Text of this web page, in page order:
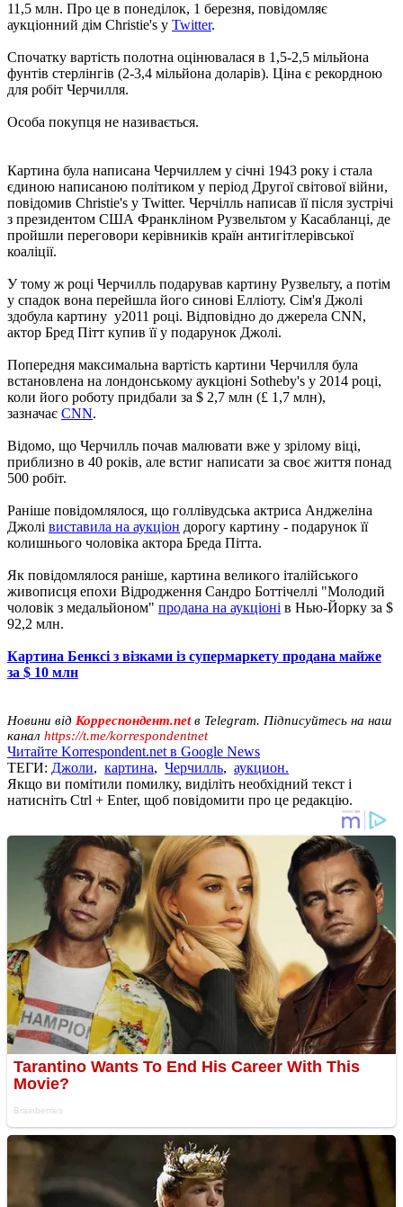
11,5 млн. Про це в понеділок, 1 березня, повідомляє
аукціонний дім Christie's у Twitter.
Спочатку вартість полотна оцінювалася в 1,5-2,5 мільйона
фунтів стерлінгів (2-3,4 мільйона доларів). Ціна є рекордною
для робіт Черчилля.
Особа покупця не називається.
Картина була написана Черчиллем у січні 1943 року і стала
єдиною написаною політиком у період Другої світової війни,
повідомив Christie's у Twitter. Черчілль написав її після зустрічі
з президентом США Франкліном Рузвельтом у Касабланці, де
пройшли переговори керівників країн антигітлерівської
коаліції.
У тому ж році Черчилль подарував картину Рузвельту, а потім
у спадок вона перейшла його синові Елліоту. Сім'я Джолі
здобула картину у2011 році. Відповідно до джерела CNN,
актор Бред Пітт купив її у подарунок Джолі.
Попередня максимальна вартість картини Черчилля була
встановлена ​​на лондонському аукціоні Sotheby's у 2014 році,
коли його роботу придбали за $ 2,7 млн (£ 1,7 млн),
зазначає CNN.
Відомо, що Черчилль почав малювати вже у зрілому віці,
приблизно в 40 років, але встиг написати за своє життя понад
500 робіт.
Раніше повідомлялося, що голлівудська актриса Анджеліна
Джолі виставила на аукціон дорогу картину - подарунок її
колишнього чоловіка актора Бреда Пітта.
Як повідомлялося раніше, картина великого італійського
живописця епохи Відродження Сандро Боттічеллі "Молодий
чоловік з медальйоном" продана на аукціоні в Нью-Йорку за $
92,2 млн.
Картина Бенксі з візками із супермаркету продана майже
за $ 10 млн
Новини від Корреспондент.netв Telegram. Підписуйтесь на наш
канал https://t.me/korrespondentnet
Читайте Korrespondent.net в Google News
ТЕГИ: Джоли, картина, Черчилль, аукцион.
Якщо ви помітили помилку, виділіть необхідний текст і
натисніть Ctrl + Enter, щоб повідомити про це редакцію.